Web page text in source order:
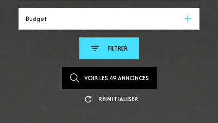
Budget
FILTRER
VOIR LES 49ANNONCES
RÉINITIALISER